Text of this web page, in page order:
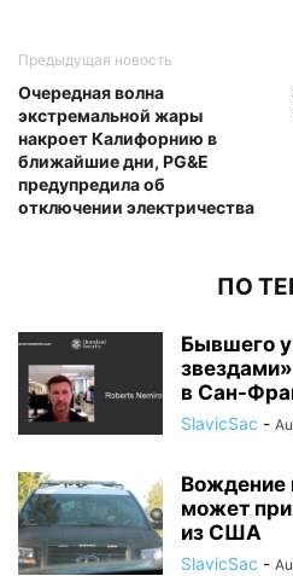
Предыдущая новость
Очередная волна
экстремальной жары
накроет Калифорнию в
ближайшие дни, PG&E
предупредила об
отключении электричества
ПО
Бывшего
в Сан-
SlavicSac -
Вождение
может
из США
SlavicSac -